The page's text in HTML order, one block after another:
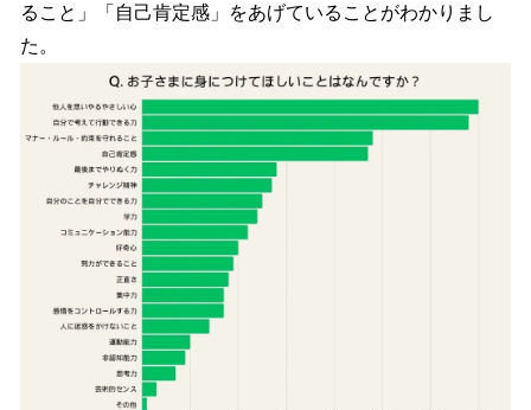
ること」「自己肯定感」をあげていることがわかりまし
た。